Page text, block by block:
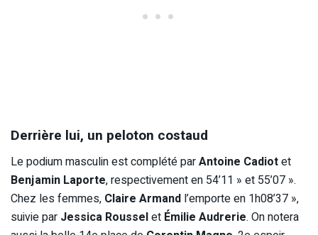
Derrière lui, un peloton costaud
Le podium masculin est complété parAntoine Cadiotet
Benjamin Laporte, respectivement en 54’11 » et 55’07 ».
Chez les femmes, Claire Armand l’emporte en 1h08’37 »,
suivie par Jessica Rousselet Émilie Audrerie. On notera